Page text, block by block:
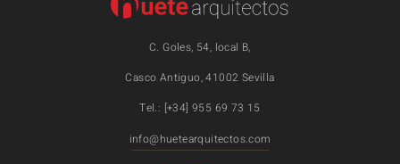
C. Goles, 54, local B,
Casco Antiguo, 41002 Sevilla
Tel.: [+34] 955 69 73 15
info@huetearquitectos.com